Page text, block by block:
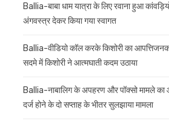
Ballia-बाबा धाम यात्रा के लिए रवाना हुआ
अंगवस्त्र देकर किया गया स्वागत
Ballia-वीडियो कॉल करके किशोरी का आपत्तिजनक
सदमे में किशोरी ने आत्मघाती कदम उठाया
Ballia-नाबालिग के अपहरण और पॉक्सो मामले का
दर्ज होने के दो सप्ताह के भीतर सुलझाया मामला